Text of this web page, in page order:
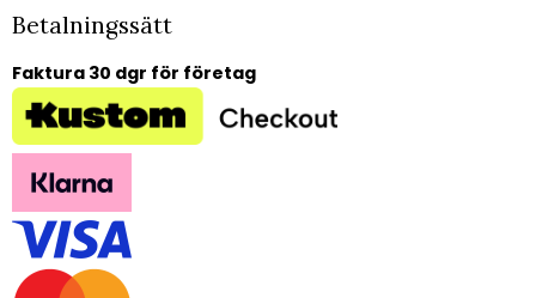
Betalningssätt
Faktura 30 dgr för företag